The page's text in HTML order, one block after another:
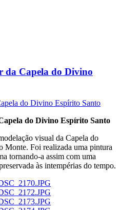
da Capela do Divino
do Divino Espírito Santo
visual da Capela do
Foi realizada uma pintura
tornando-a assim com uma
às intempérias do tempo.